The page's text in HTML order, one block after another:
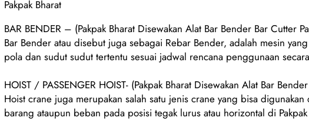
Pakpak Bharat
BAR BENDER – (Pakpak Bharat Disewakan Alat Bar Bender Bar Cutter
Bar Bender atau disebut juga sebagai Rebar Bender, adalah mesin
pola dan sudut sudut tertentu sesuai jadwal rencana penggunaan
HOIST / PASSENGER HOIST- (Pakpak Bharat Disewakan Alat Bar
Hoist crane juga merupakan salah satu jenis crane yang bisa
barang ataupun beban pada posisi tegak lurus atau horizontal di Pakpak